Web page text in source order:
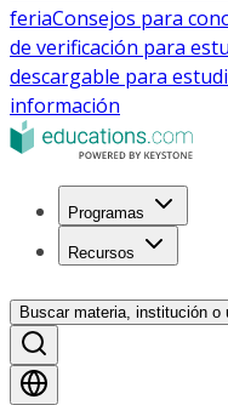
feriaConsejos para
de verificación para
descargable para
información
Programas
Recursos
Buscar materia, institución o